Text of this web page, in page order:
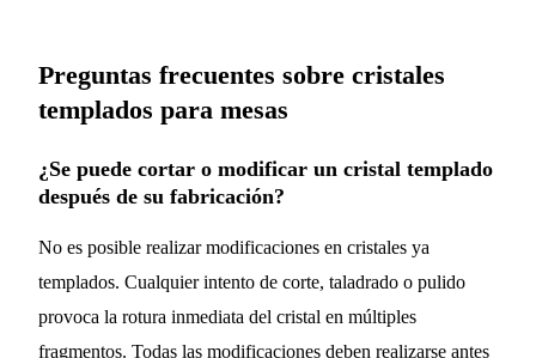
Preguntas frecuentes sobre cristales
templados para mesas
¿Se puede cortar o modificar un cristal templado
después de su fabricación?
No es posible realizar modificaciones en cristales ya
templados. Cualquier intento de corte, taladrado o pulido
provoca la rotura inmediata del cristal en múltiples
fragmentos. Todas las modificaciones deben realizarse antes